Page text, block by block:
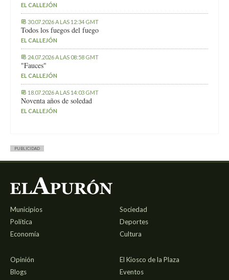
EL CALLEJÓN
30.07.2026 A LAS 12:34 GMT
Todos los fuegos del fuego
EL CALLEJÓN
24.07.2026 A LAS 08:58 GMT
"Fauces"
EL CALLEJÓN
18.07.2026 A LAS 14:03 GMT
Noventa años de soledad
EL CALLEJÓN
PUBLICIDAD
Municipios
Política
Economía
Sociedad
Deportes
Cultura
Opinión
Blogs
El Kiosco de la Plaza
Eventos